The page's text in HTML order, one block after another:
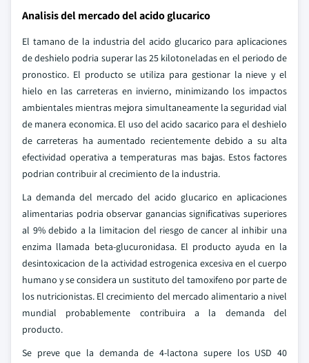
Analisis del mercado del acido glucarico
El tamano de la industria del acido glucarico para aplicaciones
de deshielo podria superar las 25 kilotoneladas en el periodo de
pronostico. El producto se utiliza para gestionar la nieve y el
hielo en las carreteras en invierno, minimizando los impactos
ambientales mientras mejora simultaneamente la seguridad vial
de manera economica. El uso del acido sacarico para el deshielo
de carreteras ha aumentado recientemente debido a su alta
efectividad operativa a temperaturas mas bajas. Estos factores
podrian contribuir al crecimiento de la industria.
La demanda del mercado del acido glucarico en aplicaciones
alimentarias podria observar ganancias significativas superiores
al 9% debido a la limitacion del riesgo de cancer al inhibir una
enzima llamada beta-glucuronidasa. El producto ayuda en la
desintoxicacion de la actividad estrogenica excesiva en el cuerpo
humano y se considera un sustituto del tamoxifeno por parte de
los nutricionistas. El crecimiento del mercado alimentario a nivel
mundial probablemente contribuira a la demanda del
producto.
Se preve que la demanda de 4-lactona supere los USD 40